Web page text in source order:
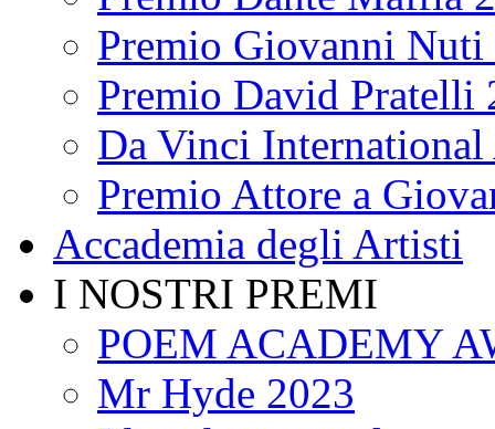
Premio Giovanni Nuti
Premio David Pratelli
Da Vinci International
Premio Attore a
Accademia degli Artisti
I NOSTRI PREMI
POEM ACADEMY
Mr Hyde 2023